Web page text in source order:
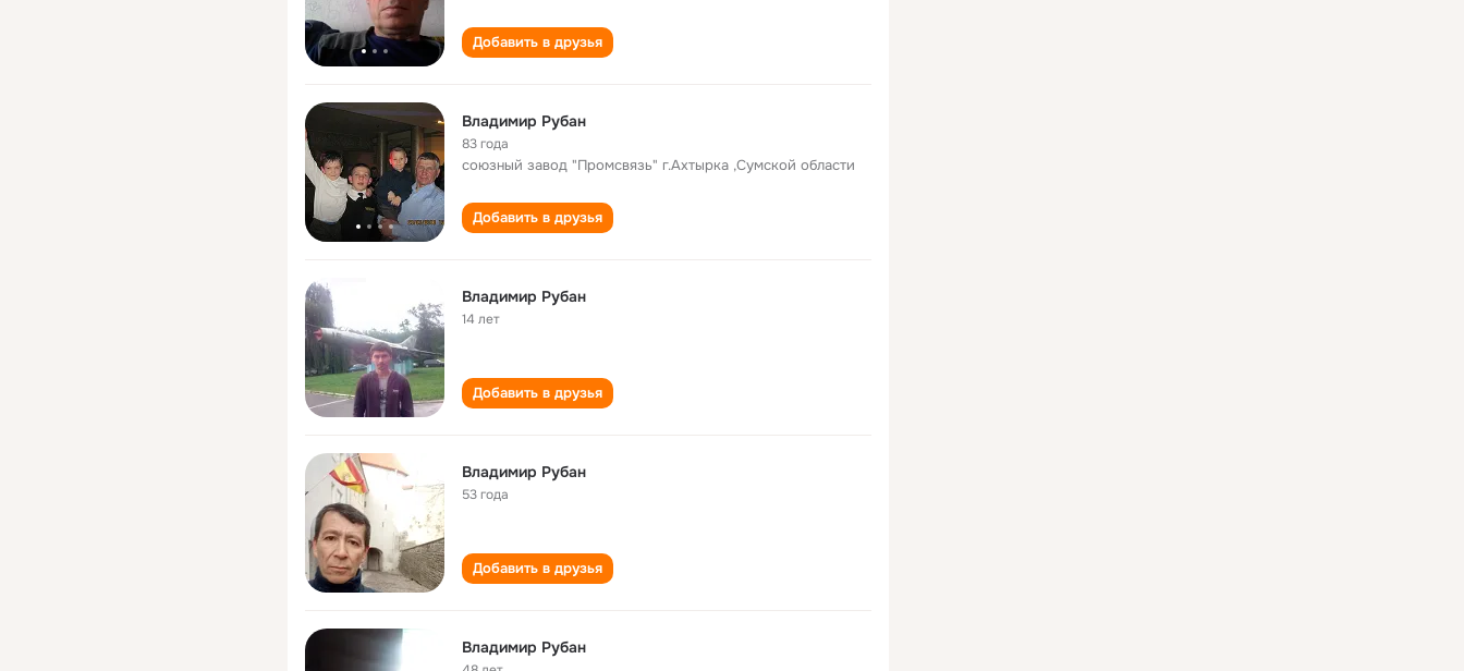
Добавить в друзья
Владимир Рубан
83 года
союзный завод "Промсвязь" г.Ахтырка ,Сумской области
Добавить в друзья
Владимир Рубан
14 лет
Добавить в друзья
Владимир Рубан
53 года
Добавить в друзья
Владимир Рубан